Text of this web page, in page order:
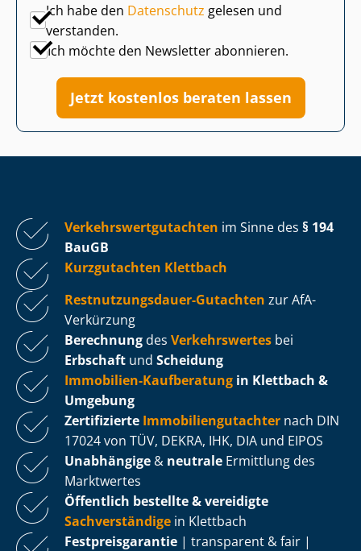
Ich habe den Datenschutz gelesen und
verstanden.
Ich möchte den Newsletter abonnieren.
Jetzt kostenlos beraten lassen
Ver­kehrs­wert­gut­ach­ten im Sinne des § 194
BauGB
Kurzgutachten Klettbach
Rest­nut­zungs­dau­er-Gutachten zur AfA-
Verkürzung
Berechnung des Verkehrswertes bei
Erbschaft und Scheidung
Immobilien-Kaufberatung in Klettbach &
Umgebung
Zertifizierte Im­mo­bi­li­en­gut­ach­ter nach DIN
17024 von TÜV, DEKRA, IHK, DIA und EIPOS
Unabhängige & neutrale Ermittlung des
Marktwertes
Öffentlich bestellte & vereidigte
Sachverständige in Klettbach
Fest­preis­ga­ran­tie | transparent & fair |